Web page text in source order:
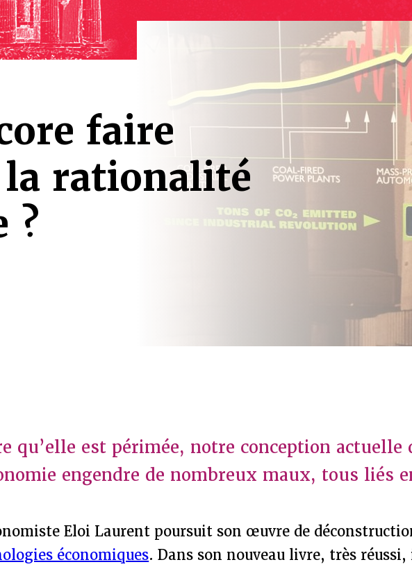
faire
rationalité
?
qu’elle est périmée, notre conception actuelle
engendre de nombreux maux, tous liés
Eloi Laurent poursuit son œuvre de
économiques. Dans son nouveau livre, très